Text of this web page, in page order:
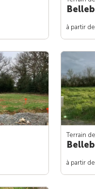
à partir de
Terrain
à partir de